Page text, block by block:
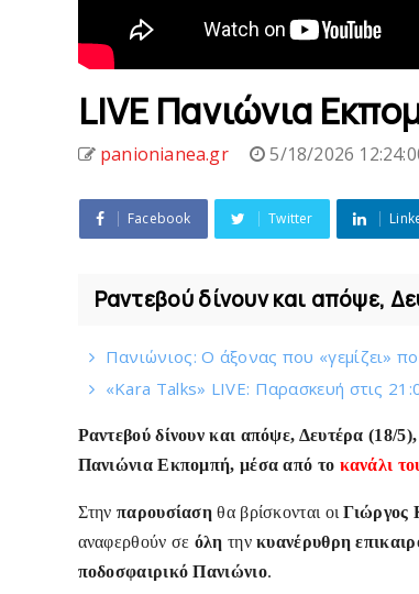
LIVE Πανιώνια
panionianea.gr 5/18/2026
Facebook Twitter
Ραντεβού δίνουν και απόψε,
Πανιώνιος: O άξονας που «γεμίζει»
«Kara Talks» LIVE: Παρασκευή στις
Ραντεβού δίνουν και απόψε, Δευτέρα (18/5),
Πανιώνια Εκπομπή, μέσα από το κανάλι
Στην παρουσίασηθα βρίσκονται οιΓιώργος
αναφερθούν σε όλη τηνκυανέρυθρη
ποδοσφαιρικό Πανιώνιο.